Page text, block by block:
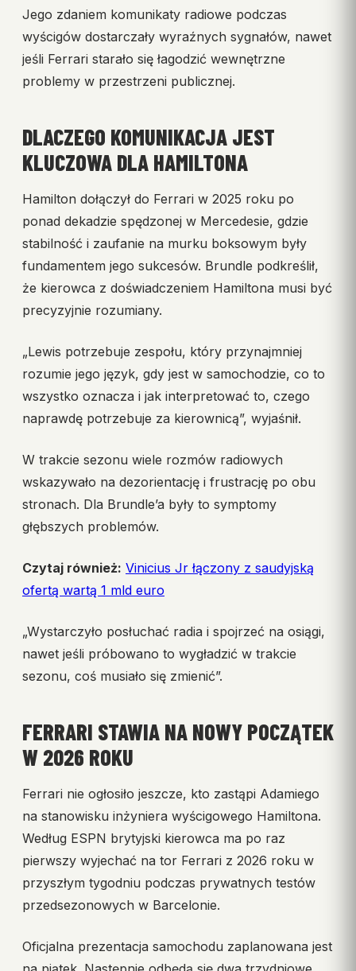
Jego zdaniem komunikaty radiowe podczas
wyścigów dostarczały wyraźnych sygnałów, nawet
jeśli Ferrari starało się łagodzić wewnętrzne
problemy w przestrzeni publicznej.
DLACZEGO KOMUNIKACJA JEST
KLUCZOWA DLA HAMILTONA
Hamilton dołączył do Ferrari w 2025 roku po
ponad dekadzie spędzonej w Mercedesie, gdzie
stabilność i zaufanie na murku boksowym były
fundamentem jego sukcesów. Brundle podkreślił,
że kierowca z doświadczeniem Hamiltona musi być
precyzyjnie rozumiany.
„Lewis potrzebuje zespołu, który przynajmniej
rozumie jego język, gdy jest w samochodzie, co to
wszystko oznacza i jak interpretować to, czego
naprawdę potrzebuje za kierownicą”, wyjaśnił.
W trakcie sezonu wiele rozmów radiowych
wskazywało na dezorientację i frustrację po obu
stronach. Dla Brundle’a były to symptomy
głębszych problemów.
Czytaj również: Vinicius Jr łączony z saudyjską
ofertą wartą 1 mld euro
„Wystarczyło posłuchać radia i spojrzeć na osiągi,
nawet jeśli próbowano to wygładzić w trakcie
sezonu, coś musiało się zmienić”.
FERRARI STAWIA NA NOWY POCZĄTEK
W 2026 ROKU
Ferrari nie ogłosiło jeszcze, kto zastąpi Adamiego
na stanowisku inżyniera wyścigowego Hamiltona.
Według ESPN brytyjski kierowca ma po raz
pierwszy wyjechać na tor Ferrari z 2026 roku w
przyszłym tygodniu podczas prywatnych testów
przedsezonowych w Barcelonie.
Oficjalna prezentacja samochodu zaplanowana jest